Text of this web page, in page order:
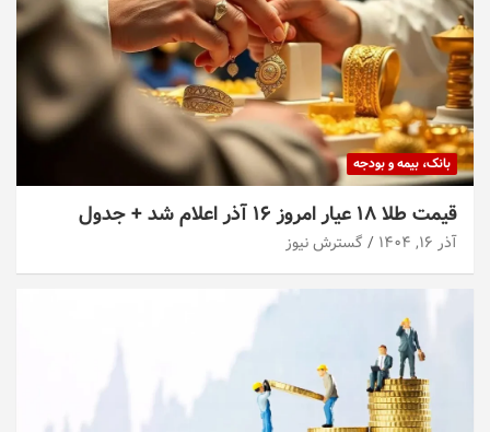
بانک، بیمه و بودجه
قیمت طلا ۱۸ عیار امروز ۱۶ آذر اعلام شد + جدول
آذر ۱۶, ۱۴۰۴ گسترش نیوز